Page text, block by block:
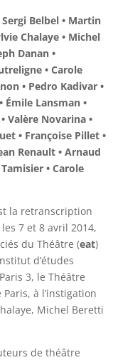
Belbel • Martin
Chalaye • Michel
Danan •
• Carole
• Pedro Kadivar •
Émile Lansman •
Valère Novarina •
• Françoise Pillet •
Renault • Arnaud
• Carole
la retranscription
7 et 8 avril 2014,
du Théâtre (eat)
d’études
3, le Théâtre
Paris, à l’instigation
Michel Beretti
de théâtre